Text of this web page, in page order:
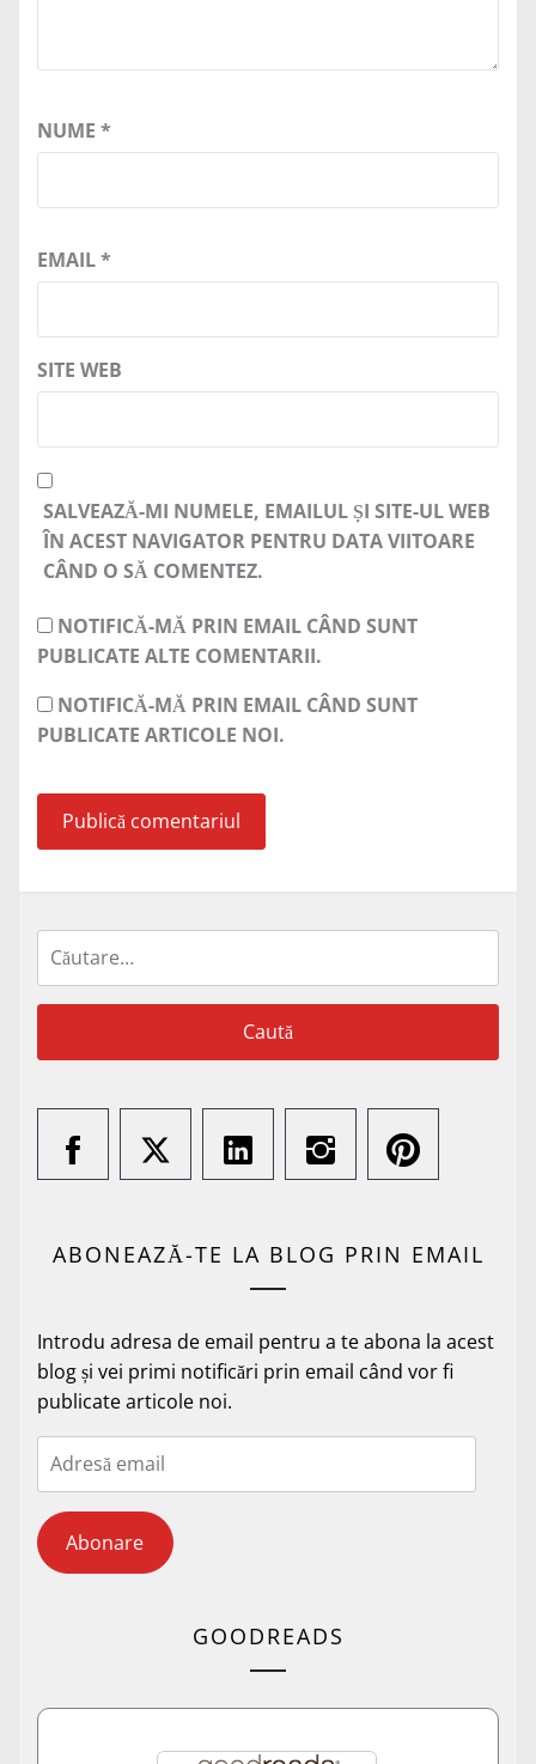
NUME *
EMAIL*
SITE WEB
SALVEAZĂ-MI NUMELE, EMAILUL ȘI SITE-UL WEB
ÎN ACEST NAVIGATOR PENTRU DATA VIITOARE
CÂND O SĂ COMENTEZ.
NOTIFICĂ-MĂ PRIN EMAIL CÂND SUNT
PUBLICATE ALTE COMENTARII.
NOTIFICĂ-MĂ PRIN EMAIL CÂND SUNT
PUBLICATE ARTICOLE NOI.
după:
ABONEAZĂ-TE LA BLOG PRIN EMAIL
Introdu adresa de email pentru a te abona la acest
blog și vei primi notificări prin email când vor fi
publicate articole noi.
Adresă
email
Abonare
GOODREADS